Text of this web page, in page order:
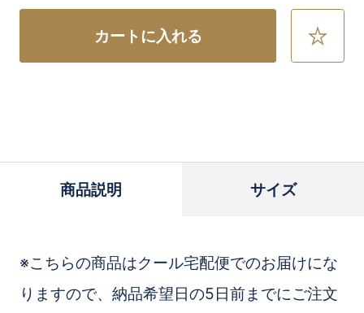
カートに入れる
お
商品説明 サイズ
※こちらの商品はクール宅配便でのお届けにな
りますので、納品希望日の5日前までにご注文